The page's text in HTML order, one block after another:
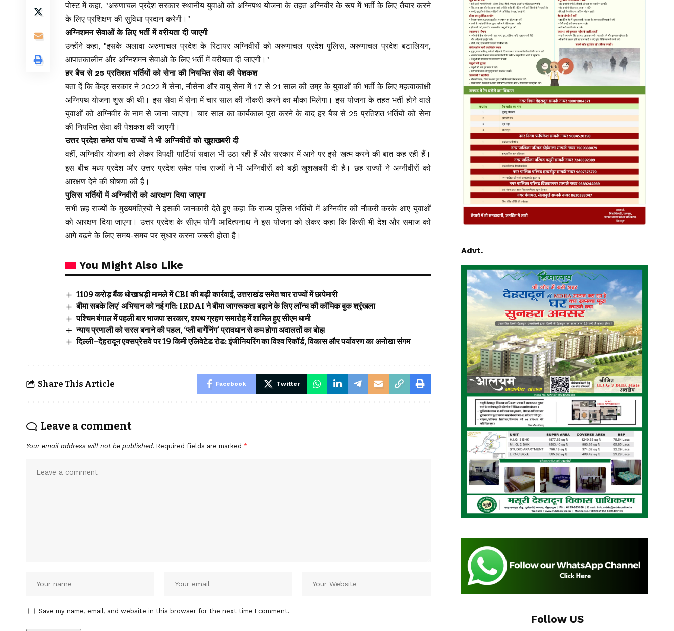
पोस्ट में कहा, "अरुणाचल प्रदेश सरकार स्थानीय युवाओं को अग्निपथ योजना के तहत अग्निवीर के रूप में भर्ती के लिए तैयार करने
के लिए प्रशिक्षण की सुविधा प्रदान करेगी।"
अग्निशमन सेवाओं के लिए भर्ती में वरीयता दी जाएगी
उन्होंने कहा, "इसके अलावा अरुणाचल प्रदेश के रिटायर अग्निवीरों को अरुणाचल प्रदेश पुलिस, अरुणाचल प्रदेश बटालियन,
आपातकालीन और अग्निशमन सेवाओं के लिए भर्ती में वरीयता दी जाएगी।"
हर बैच से 25 प्रतिशत भर्तियों को सेना की नियमित सेवा की पेशकश
बता दें कि केंद्र सरकार ने 2022 में सेना, नौसेना और वायु सेना में 17 से 21 साल की उम्र के युवाओं की भर्ती के लिए महत्वाकांक्षी
अग्निपथ योजना शुरू की थी। इस सेवा में सेना में चार साल की नौकरी करने का मौका मिलेगा। इस योजना के तहत भर्ती होने वाले
युवाओं को अग्निवीर के नाम से जाना जाएगा। चार साल का कार्यकाल पूरा करने के बाद हर बैच से 25 प्रतिशत भर्तियों को सेना
की नियमित सेवा की पेशकश की जाएगी।
उत्तर प्रदेश समेत पांच राज्यों ने भी अग्निवीरों को खुशखबरी दी
वहीं, अग्निवीर योजना को लेकर विपक्षी पार्टियां सवाल भी उठा रही हैं और सरकार में आने पर इसे खत्म करने की बात कह रही हैं।
इस बीच मध्य प्रदेश और उत्तर प्रदेश समेत पांच राज्यों ने भी अग्निवीरों को बड़ी खुशखबरी दी है। छह राज्यों ने अग्नीवीरों को
आरक्षण देने की घोषणा की है।
पुलिस भर्तियों में अग्निवीरों को आरक्षण दिया जाएगा
सभी छह राज्यों के मुख्यमंत्रियों ने इसकी जानकारी देते हुए कहा कि राज्य पुलिस भर्तियों में अग्निवीर की नौकरी करके आए युवाओं
को आरक्षण दिया जाएगा। उत्तर प्रदेश के सीएम योगी आदित्यनाथ ने इस योजना को लेकर कहा कि किसी भी देश और समाज को
आगे बढ़ने के लिए समय-समय पर सुधार करना जरूरी होता है।
You Might Also Like
₹1109 करोड़ बैंक धोखाधड़ी मामले में CBI की बड़ी कार्रवाई, उत्तराखंड समेत चार राज्यों में छापेमारी
बीमा सबके लिए’ अभियान को नई गति: IRDAI ने बीमा जागरूकता बढ़ाने के लिए लॉन्च की कॉमिक बुक श्रृंखला
पश्चिम बंगाल में पहली बार भाजपा सरकार, शपथ ग्रहण समारोह में शामिल हुए सीएम धामी
न्याय प्रणाली को सरल बनाने की पहल, ‘प्ली बार्गेनिंग’ प्रावधान से कम होगा अदालतों का बोझ
दिल्ली–देहरादून एक्सप्रेसवे पर 19 किमी एलिवेटेड रोड: इंजीनियरिंग का विश्व रिकॉर्ड, विकास और पर्यावरण का अनोखा संगम
Share This Article Facebook Twitter
Leave a comment
Your email address will not be published. Required fields are marked *
Save my name, email, and website in this browser for the next time I comment.
Advt.
Follow US